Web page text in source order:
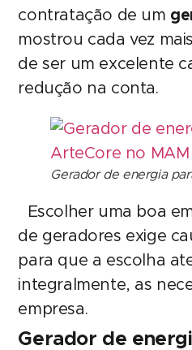
contratação de um
mostrou cada vez
de ser um excelente
redução na conta.
Gerador de energia
Escolher uma boa
de geradores exige
para que a escolha
integralmente, as
empresa.
Gerador de